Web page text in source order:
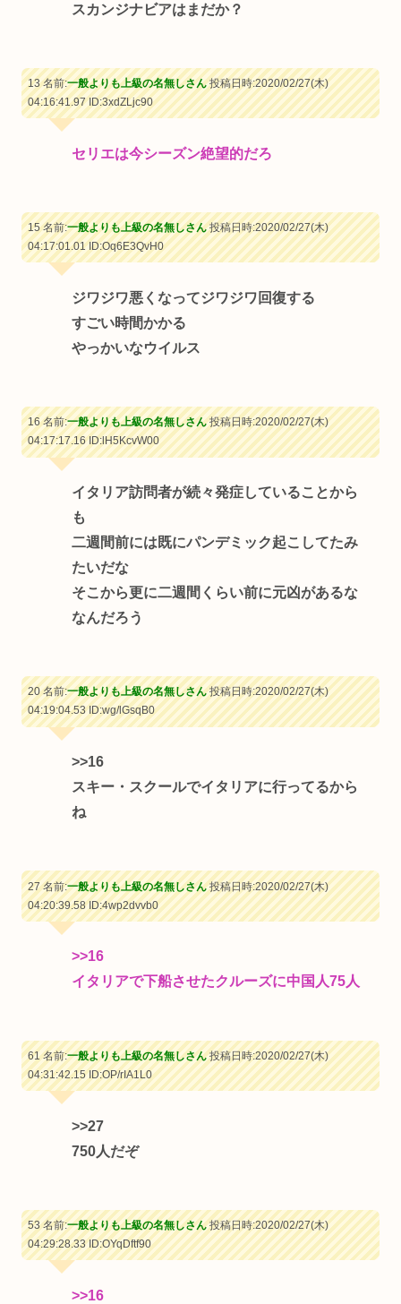
スカンジナビアはまだか？
13 名前:一般よりも上級の名無しさん投稿日時:2020/02/27(木)
04:16:41.97ID:3xdZLjc90
セリエは今シーズン絶望的だろ
15 名前:一般よりも上級の名無しさん投稿日時:2020/02/27(木)
04:17:01.01ID:Oq6E3QvH0
ジワジワ悪くなってジワジワ回復する
すごい時間かかる
やっかいなウイルス
16 名前:一般よりも上級の名無しさん投稿日時:2020/02/27(木)
04:17:17.16ID:lH5KcvW00
イタリア訪問者が続々発症していることから
も
二週間前には既にパンデミック起こしてたみ
たいだな
そこから更に二週間くらい前に元凶があるな
なんだろう
20 名前:一般よりも上級の名無しさん投稿日時:2020/02/27(木)
04:19:04.53ID:wg/lGsqB0
>>16
スキー・スクールでイタリアに行ってるから
ね
27 名前:一般よりも上級の名無しさん投稿日時:2020/02/27(木)
04:20:39.58ID:4wp2dvvb0
>>16
イタリアで下船させたクルーズに中国人75人
61 名前:一般よりも上級の名無しさん投稿日時:2020/02/27(木)
04:31:42.15ID:OP/rIA1L0
>>27
750人だぞ
53 名前:一般よりも上級の名無しさん投稿日時:2020/02/27(木)
04:29:28.33ID:OYqDftf90
>>16